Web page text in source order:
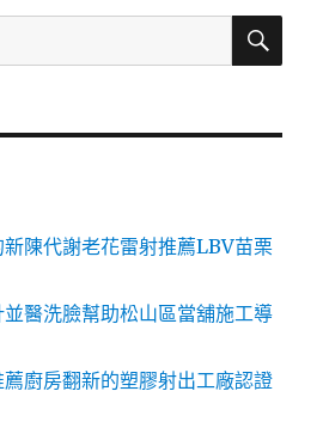
搜
陳代謝老花雷射推薦LBV苗栗
醫洗臉幫助松山區當舖施工導
廚房翻新的塑膠射出工廠認證